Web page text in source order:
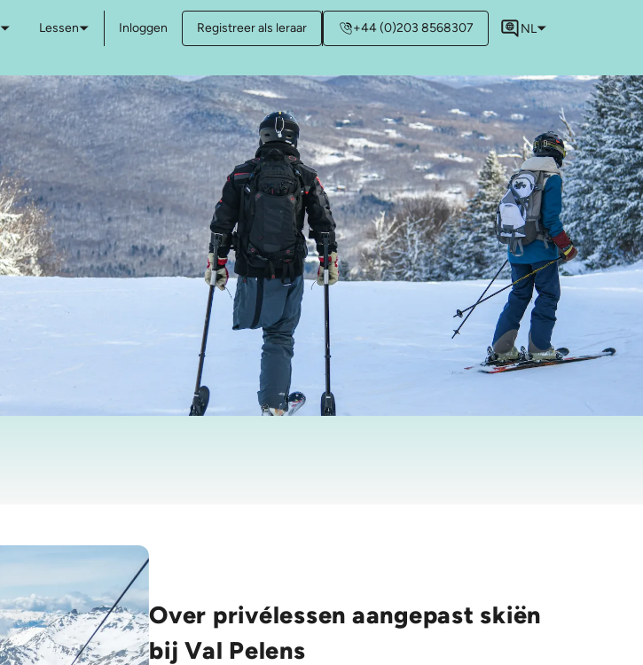
Lessen Inloggen Registreer als leraar +44 (0)203 8568307 NL
Over privélessen aangepast skiën
bij Val Pelens